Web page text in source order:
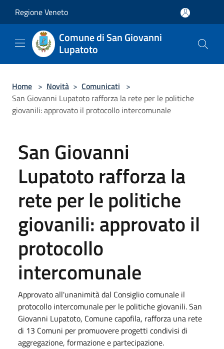
Regione Veneto
Comune di San Giovanni
Lupatoto
Home > Novità > Comunicati >
San Giovanni Lupatoto rafforza la rete per le politiche
giovanili: approvato il protocollo intercomunale
San Giovanni
Lupatoto rafforza la
rete per le politiche
giovanili: approvato il
protocollo
intercomunale
Approvato all'unanimità dal Consiglio comunale il
protocollo intercomunale per le politiche giovanili. San
Giovanni Lupatoto, Comune capofila, rafforza una rete
di 13 Comuni per promuovere progetti condivisi di
aggregazione, formazione e partecipazione.